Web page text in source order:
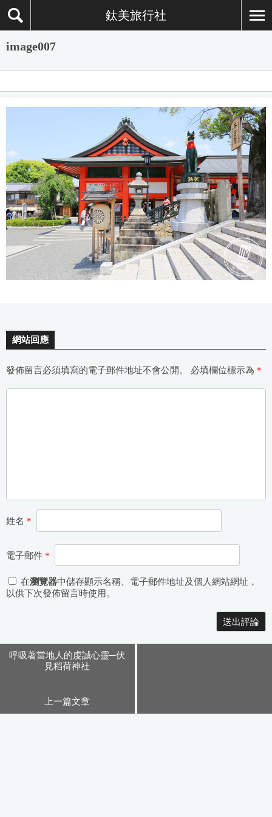
鈦美旅行社
image007
網站回應
發佈留言必須填寫的電子郵件地址不會公開。 必填欄位標示為 *
姓名 *
電子郵件 *
在瀏覽器中儲存顯示名稱、電子郵件地址及個人網站網址，
以供下次發佈留言時使用。
呼吸著當地人的虔誠心靈─伏
見稻荷神社
上一篇文章